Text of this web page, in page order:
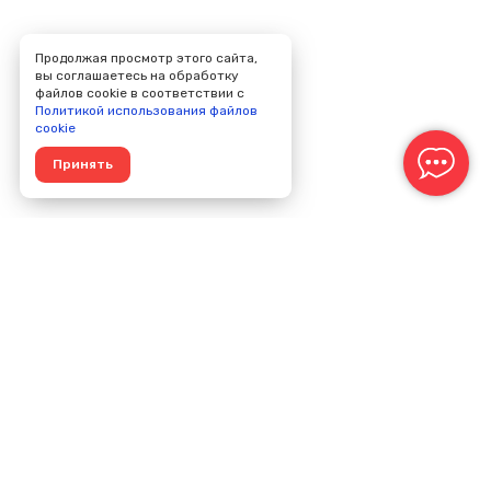
Продолжая просмотр этого сайта,
вы соглашаетесь на обработку
файлов cookie в соответствии с
Политикой использования файлов
cookie
Принять